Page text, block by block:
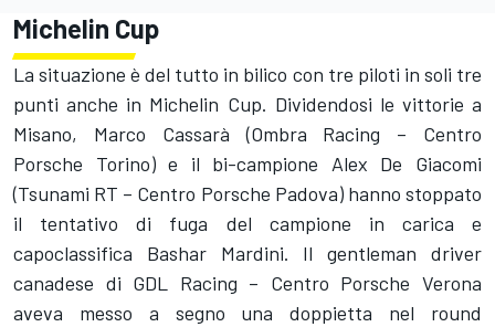
Michelin Cup
La situazione è del tutto in bilico con tre piloti in soli tre
punti anche in Michelin Cup. Dividendosi le vittorie a
Misano, Marco Cassarà (Ombra Racing – Centro
Porsche Torino) e il bi-campione Alex De Giacomi
(Tsunami RT – Centro Porsche Padova) hanno stoppato
il tentativo di fuga del campione in carica e
capoclassifica Bashar Mardini. Il gentleman driver
canadese di GDL Racing – Centro Porsche Verona
aveva messo a segno una doppietta nel round